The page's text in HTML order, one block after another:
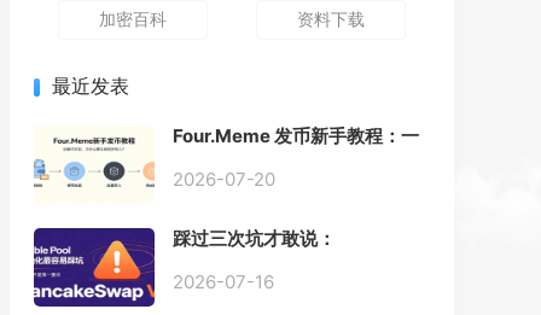
加密百科 资料下载
最近发表
Four.Meme 发币新手教程：一
动踩坑
2026-07-20
踩过三次坑才敢说：
Pool 最容易翻车的不是手续
2026-07-16